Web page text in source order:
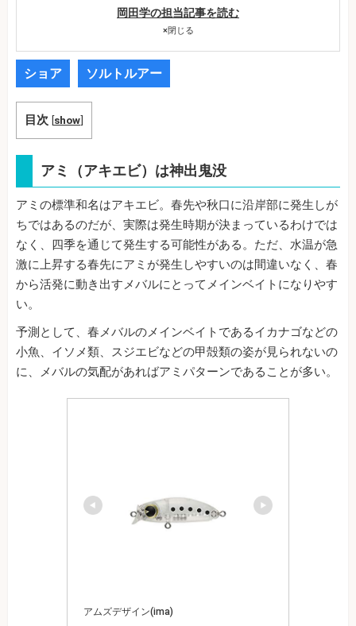
岡田学の担当記事を読む
×閉じる
ショア ソルトルアー
目次 [show]
アミ（アキエビ）は神出鬼没
アミの標準和名はアキエビ。春先や秋口に沿岸部に発生しが
ちではあるのだが、実際は発生時期が決まっているわけでは
なく、四季を通じて発生する可能性がある。ただ、水温が急
激に上昇する春先にアミが発生しやすいのは間違いなく、春
から活発に動き出すメバルにとってメインベイトになりやす
い。
予測として、春メバルのメインベイトであるイカナゴなどの
小魚、イソメ類、スジエビなどの甲殻類の姿が見られないの
に、メバルの気配があればアミパターンであることが多い。
アムズデザイン(ima)